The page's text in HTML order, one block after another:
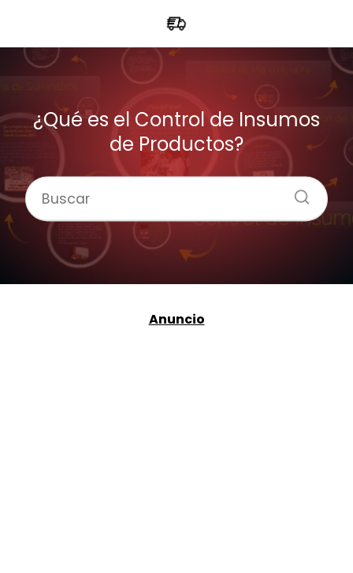
¿Qué es el Control de Insumos
de Productos?